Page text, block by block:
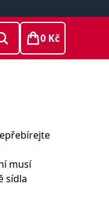
0 Kč
musí
sídla